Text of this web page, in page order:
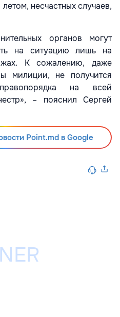
несчастных случаев,
органов могут
на ситуацию лишь на
К сожалению, даже
милиции, не получится
на всей
– пояснил Сергей
Point.md в Google